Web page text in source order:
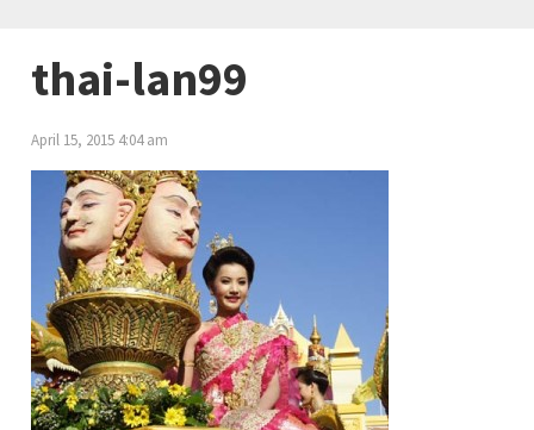
thai-lan99
April 15, 2015 4:04 am